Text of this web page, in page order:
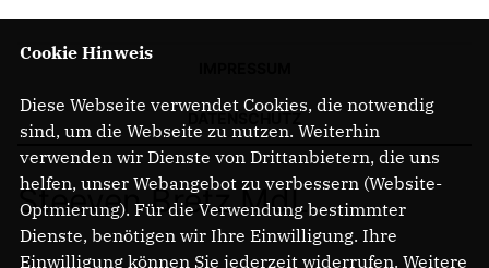
Steeven Bretz MdL
Cookie Hinweis
Diese Webseite verwendet Cookies, die notwendig
sind, um die Webseite zu nutzen. Weiterhin
verwenden wir Dienste von Drittanbietern, die uns
helfen, unser Webangebot zu verbessern (Website-
Optmierung). Für die Verwendung bestimmter
Dienste, benötigen wir Ihre Einwilligung. Ihre
Einwilligung können Sie jederzeit widerrufen. Weitere